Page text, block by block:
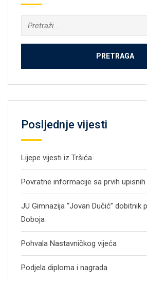
Pretraga:
Posljednje vijesti
Lijepe vijesti iz Tršića
Povratne informacije sa prvih
JU Gimnazija “Jovan Dučić” dobitnik
Doboja
Pohvala Nastavničkog vijeća
Podjela diploma i nagrada